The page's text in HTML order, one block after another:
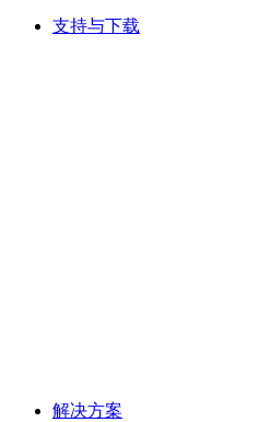
支持与下载
解决方案